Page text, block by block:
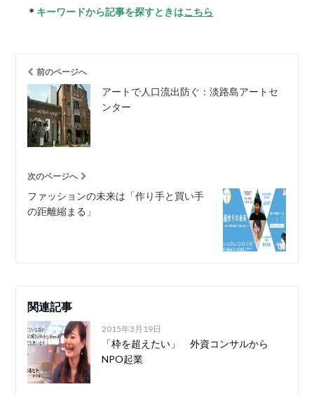
＊ キーワードから記事を探すときはこちら
前のページへ
アートで人口流出防ぐ：淡路島アートセ
ンター
次のページへ
ファッションの未来は「作り手と買い手
の距離縮まる」
関連記事
2015年3月19日
「枠を超えたい」 外資コンサルから
NPO起業